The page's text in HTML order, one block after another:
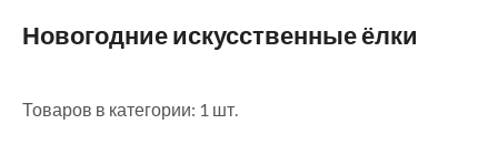
Новогодние искусственные ёлки
Товаров в категории: 1 шт.